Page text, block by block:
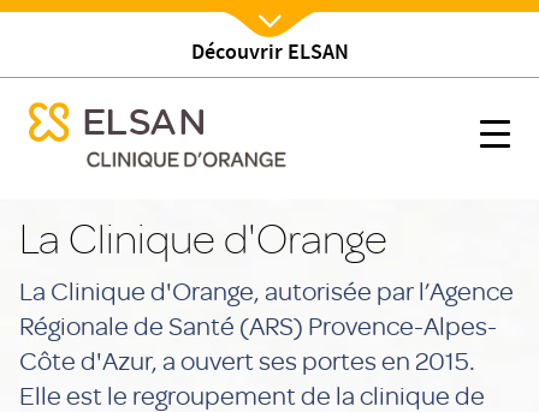
contenu
principal
Découvrir ELSAN
Établissement
menu mobile
Nx:Afficher menu
menu mobile
La Clinique d'Orange
La Clinique d'Orange, autorisée par l’Agence
Régionale de Santé (ARS) Provence-Alpes-
Côte d'Azur, a ouvert ses portes en 2015.
Elle est le regroupement de la clinique de